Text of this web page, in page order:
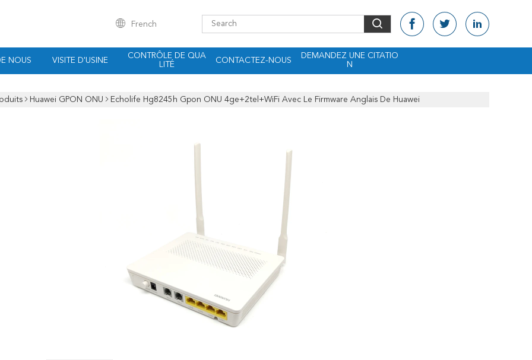
French
NOUS VISITE D'USINE
CONTRÔLE DE QUA
LITÉ
CONTACTEZ-NOUS
DEMANDEZ UNE CITATIO
N
Huawei GPON ONU Echolife Hg8245h Gpon ONU 4ge+2tel+WiFi Avec Le Firmware Anglais De Huawei